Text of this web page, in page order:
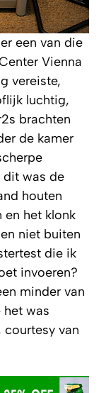
een van die
Vienna
vereiste,
luchtig,
brachten
de kamer
dit was de
houten
en het klonk
niet buiten
die ik
invoeren?
minder van
het was
courtesy van